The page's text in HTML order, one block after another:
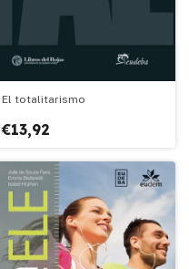
El totalitarismo
€13,92